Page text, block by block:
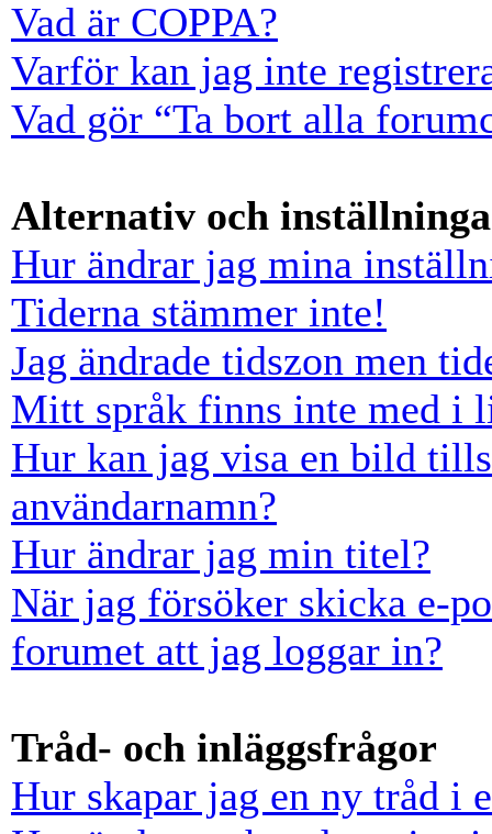
Vad är COPPA?
Varför kan jag inte
Vad gör “Ta bort alla
Alternativ och
Hur ändrar jag mina
Tiderna stämmer inte!
Jag ändrade tidszon men
Mitt språk finns inte med i
Hur kan jag visa en bild
användarnamn?
Hur ändrar jag min titel?
När jag försöker skicka e-
forumet att jag loggar in?
Tråd- och inläggsfrågor
Hur skapar jag en ny tråd i